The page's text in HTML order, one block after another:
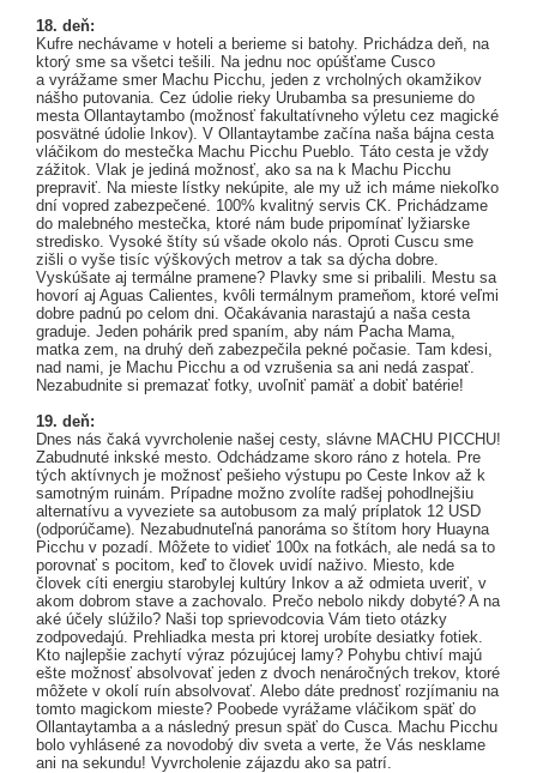
18. deň:
Kufre nechávame v hoteli a berieme si batohy. Prichádza deň, na
ktorý sme sa všetci tešili. Na jednu noc opúšťame Cusco
a vyrážame smer Machu Picchu, jeden z vrcholných okamžikov
nášho putovania. Cez údolie rieky Urubamba sa presunieme do
mesta Ollantaytambo (možnosť fakultatívneho výletu cez magické
posvätné údolie Inkov). V Ollantaytambe začína naša bájna cesta
vláčikom do mestečka Machu Picchu Pueblo. Táto cesta je vždy
zážitok. Vlak je jediná možnosť, ako sa na k Machu Picchu
prepraviť. Na mieste lístky nekúpite, ale my už ich máme niekoľko
dní vopred zabezpečené. 100% kvalitný servis CK. Prichádzame
do malebného mestečka, ktoré nám bude pripomínať lyžiarske
stredisko. Vysoké štíty sú všade okolo nás. Oproti Cuscu sme
zišli o vyše tisíc výškových metrov a tak sa dýcha dobre.
Vyskúšate aj termálne pramene? Plavky sme si pribalili. Mestu sa
hovorí aj Aguas Calientes, kvôli termálnym prameňom, ktoré veľmi
dobre padnú po celom dni. Očakávania narastajú a naša cesta
graduje. Jeden pohárik pred spaním, aby nám Pacha Mama,
matka zem, na druhý deň zabezpečila pekné počasie. Tam kdesi,
nad nami, je Machu Picchu a od vzrušenia sa ani nedá zaspať.
Nezabudnite si premazať fotky, uvoľniť pamäť a dobiť batérie!
19. deň:
Dnes nás čaká vyvrcholenie našej cesty, slávne MACHU PICCHU!
Zabudnuté inkské mesto. Odchádzame skoro ráno z hotela. Pre
tých aktívnych je možnosť pešieho výstupu po Ceste Inkov až k
samotným ruinám. Prípadne možno zvolíte radšej pohodlnejšiu
alternatívu a vyveziete sa autobusom za malý príplatok 12 USD
(odporúčame). Nezabudnuteľná panoráma so štítom hory Huayna
Picchu v pozadí. Môžete to vidieť 100x na fotkách, ale nedá sa to
porovnať s pocitom, keď to človek uvidí naživo. Miesto, kde
človek cíti energiu starobylej kultúry Inkov a až odmieta uveriť, v
akom dobrom stave a zachovalo. Prečo nebolo nikdy dobyté? A na
aké účely slúžilo? Naši top sprievodcovia Vám tieto otázky
zodpovedajú. Prehliadka mesta pri ktorej urobíte desiatky fotiek.
Kto najlepšie zachytí výraz pózujúcej lamy? Pohybu chtiví majú
ešte možnosť absolvovať jeden z dvoch nenáročných trekov, ktoré
môžete v okolí ruín absolvovať. Alebo dáte prednosť rozjímaniu na
tomto magickom mieste? Poobede vyrážame vláčikom späť do
Ollantaytamba a a následný presun späť do Cusca. Machu Picchu
bolo vyhlásené za novodobý div sveta a verte, že Vás nesklame
ani na sekundu! Vyvrcholenie zájazdu ako sa patrí.